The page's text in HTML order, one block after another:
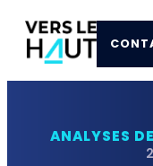
ANALYSES